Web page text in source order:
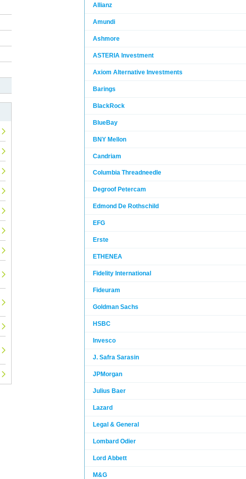
Allianz
Amundi
Ashmore
ASTERIA Investment
Axiom Alternative Investments
Barings
BlackRock
BlueBay
BNY Mellon
Candriam
Columbia Threadneedle
Degroof Petercam
Edmond De Rothschild
EFG
Erste
ETHENEA
Fidelity International
Fideuram
Goldman Sachs
HSBC
Invesco
J. Safra Sarasin
JPMorgan
Julius Baer
Lazard
Legal & General
Lombard Odier
Lord Abbett
M&G